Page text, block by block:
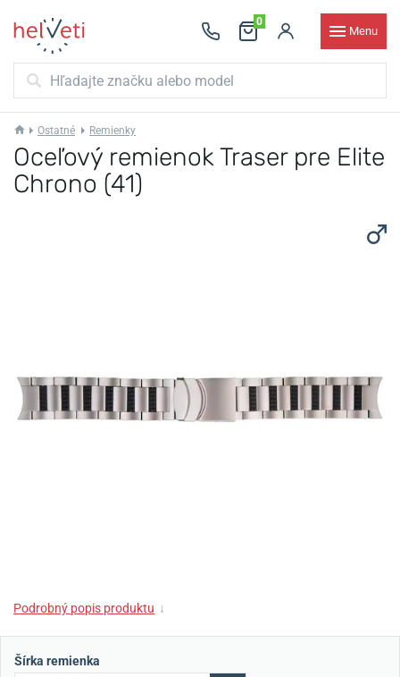
0
Menu
Ostatné Remienky
Oceľový remienok Traser pre Elite
Chrono (41)
Podrobný popis produktu ↓
Šírka remienka